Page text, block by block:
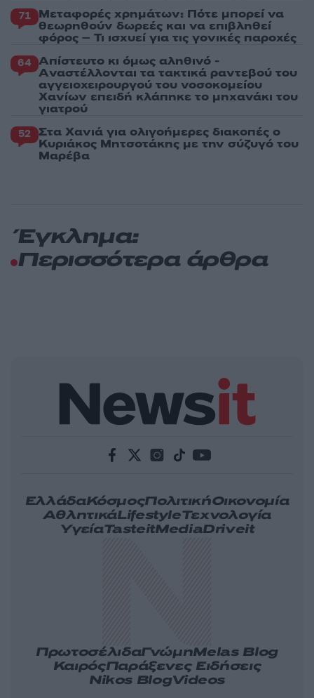
71 Μεταφορές χρημάτων: Πότε μπορεί να
θεωρηθούν δωρεές και να επιβληθεί
φόρος – Τι ισχυεί για τις γονικές παροχές
64 Απίστευτο κι όμως αληθινό -
Aναστέλλονται τα τακτικά ραντεβού του
αγγειοχειρουργού του νοσοκομείου
Χανίων επειδή κλάπηκε το μηχανάκι του
γιατρού
52 Στα Χανιά για ολιγοήμερες διακοπές ο
Κυριάκος Μητσοτάκης με την σύζυγό του
Μαρέβα
Έγκλημα:
Περισσότερα άρθρα
ΕλλάδαΚόσμοςΠολιτικήΟικονομία
ΑθλητικάLifestyleΤεχνολογία
ΥγείαTasteitMediaDriveit
ΠρωτοσέλιδαΓνώμηMelas Blog
ΚαιρόςΠαράξενες Ειδήσεις
Nikos BlogVideos